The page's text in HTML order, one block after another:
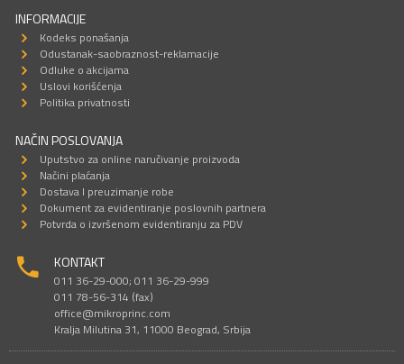
INFORMACIJE
Kodeks ponašanja
Odustanak-saobraznost-reklamacije
Odluke o akcijama
Uslovi korišćenja
Politika privatnosti
NAČIN POSLOVANJA
Uputstvo za online naručivanje proizvoda
Načini plaćanja
Dostava I preuzimanje robe
Dokument za evidentiranje poslovnih partnera
Potvrda o izvršenom evidentiranju za PDV
KONTAKT
011 36-29-000; 011 36-29-999
011 78-56-314 (fax)
office@mikroprinc.com
Kralja Milutina 31, 11000 Beograd, Srbija